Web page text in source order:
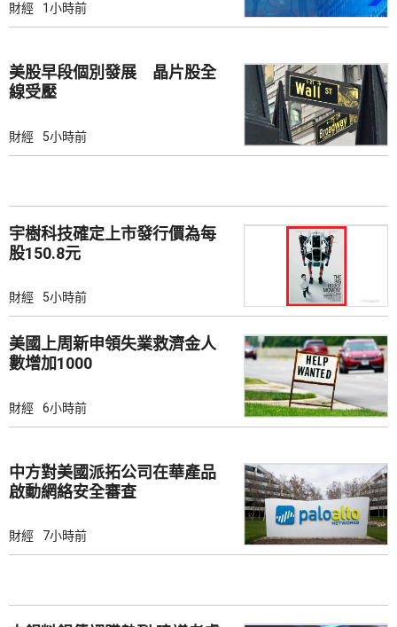
財經 1小時前
美股早段個別發展 晶片股全
線受壓
財經 5小時前
宇樹科技確定上市發行價為每
股150.8元
財經 5小時前
美國上周新申領失業救濟金人
數增加1000
財經 6小時前
中方對美國派拓公司在華產品
啟動網絡安全審查
財經 7小時前